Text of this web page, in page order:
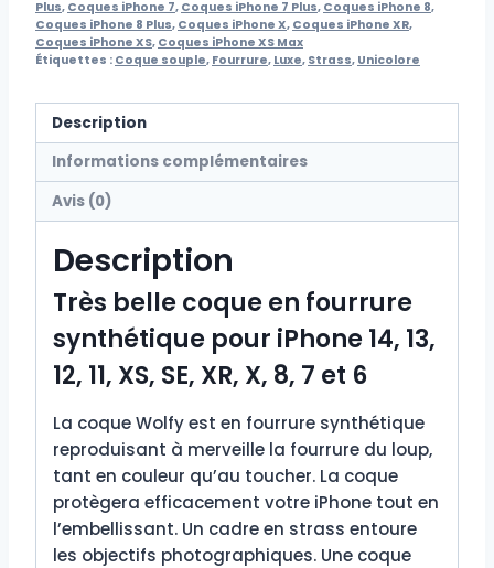
Plus, Coques iPhone 7, Coques iPhone 7 Plus, Coques iPhone 8,
Coques iPhone 8 Plus, Coques iPhone X, Coques iPhone XR,
Coques iPhone XS, Coques iPhone XS Max
Étiquettes : Coque souple, Fourrure, Luxe, Strass, Unicolore
Description
Informations complémentaires
Avis (0)
Description
Très belle coque en fourrure
synthétique pour iPhone 14, 13,
12, 11, XS, SE, XR, X, 8, 7 et 6
La coque Wolfy est en fourrure synthétique
reproduisant à merveille la fourrure du loup,
tant en couleur qu’au toucher. La coque
protègera efficacement votre iPhone tout en
l’embellissant. Un cadre en strass entoure
les objectifs photographiques. Une coque